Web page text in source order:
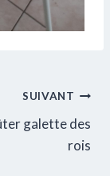
SUIVANT
galette des
rois